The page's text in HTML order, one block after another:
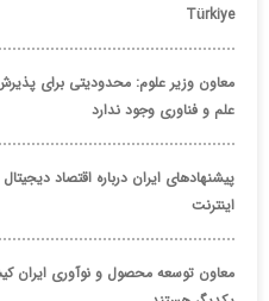
Türkiye
معاون وزیر علوم: محدودیتی برای
علم و فناوری وجود ندارد
پیشنهادهای ایران درباره اقتصاد
اینترنت
معاون توسعه محصول و نوآوری ایران